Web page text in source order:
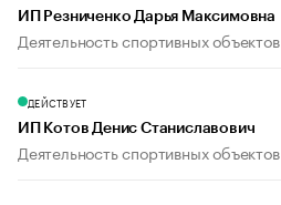
ИП Резниченко Дарья Максимовна
Деятельность спортивных объектов
ДЕЙСТВУЕТ
ИП Котов Денис Станиславович
Деятельность спортивных объектов